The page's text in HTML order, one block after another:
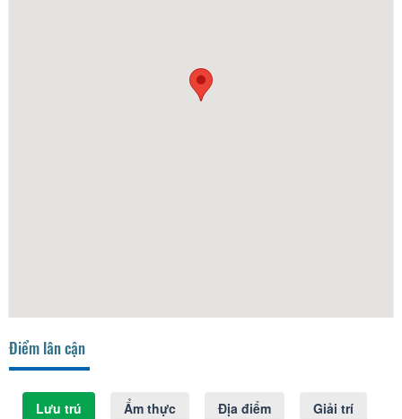
Điểm lân cận
Lưu trú Ẩm thực Địa điểm Giải trí